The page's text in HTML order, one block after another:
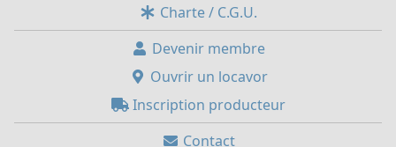
Charte / C.G.U.
Devenir membre
Ouvrir un locavor
Inscription producteur
Contact